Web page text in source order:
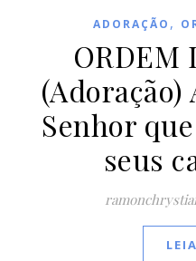
ADORAÇÃO ,
ORDEM
(Adoração)
Senhor
seus